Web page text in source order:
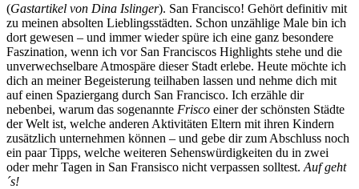
(Gastartikel von Dina Islinger). San Francisco! Gehört definitiv mit
zu meinen absolten Lieblingsstädten. Schon unzählige Male bin ich
dort gewesen – und immer wieder spüre ich eine ganz besondere
Faszination, wenn ich vor San Franciscos Highlights stehe und die
unverwechselbare Atmospäre dieser Stadt erlebe. Heute möchte ich
dich an meiner Begeisterung teilhaben lassen und nehme dich mit
auf einen Spaziergang durch San Francisco. Ich erzähle dir
nebenbei, warum das sogenannte Frisco einer der schönsten Städte
der Welt ist, welche anderen Aktivitäten Eltern mit ihren Kindern
zusätzlich unternehmen können – und gebe dir zum Abschluss noch
ein paar Tipps, welche weiteren Sehenswürdigkeiten du in zwei
oder mehr Tagen in San Fransisco nicht verpassen solltest. Auf geht
´s!